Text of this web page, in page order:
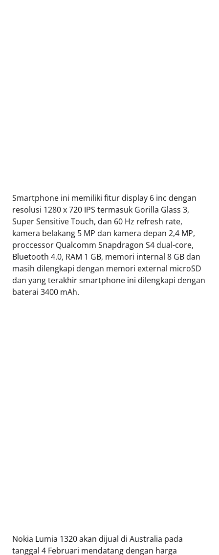
Smartphone ini memiliki fitur display 6 inc dengan
resolusi 1280 x 720 IPS termasuk Gorilla Glass 3,
Super Sensitive Touch, dan 60 Hz refresh rate,
kamera belakang 5 MP dan kamera depan 2,4 MP,
proccessor Qualcomm Snapdragon S4 dual-core,
Bluetooth 4.0, RAM 1 GB, memori internal 8 GB dan
masih dilengkapi dengan memori external microSD
dan yang terakhir smartphone ini dilengkapi dengan
baterai 3400 mAh.
Nokia Lumia 1320 akan dijual di Australia pada
tanggal 4 Februari mendatang dengan harga